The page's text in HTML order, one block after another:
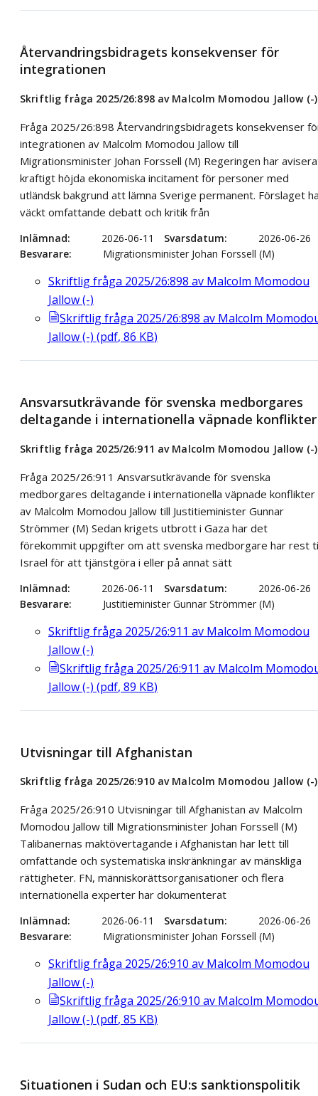
Återvandringsbidragets konsekvenser för
integrationen
Skriftlig fråga 2025/26:898 av Malcolm Momodou Jallow (-)
Fråga 2025/26:898 Återvandringsbidragets konsekvenser
integrationen av Malcolm Momodou Jallow till
Migrationsminister Johan Forssell (M) Regeringen har
kraftigt höjda ekonomiska incitament för personer med
utländsk bakgrund att lämna Sverige permanent. Förslaget
väckt omfattande debatt och kritik från
Inlämnad 2026-06-11 Svarsdatum
2026-06-26
Besvarare
Migrationsminister Johan Forssell (M)
Skriftlig fråga 2025/26:898 av Malcolm Momodou
Jallow (-)
Skriftlig fråga 2025/26:898 av Malcolm
Jallow (-) (pdf, 86 KB)
Ansvarsutkrävande för svenska medborgares
deltagande i internationella väpnade konflikter
Skriftlig fråga 2025/26:911 av Malcolm Momodou Jallow (-)
Fråga 2025/26:911 Ansvarsutkrävande för svenska
medborgares deltagande i internationella väpnade konflikter
av Malcolm Momodou Jallow till Justitieminister Gunnar
Strömmer (M) Sedan krigets utbrott i Gaza har det
förekommit uppgifter om att svenska medborgare har rest
Israel för att tjänstgöra i eller på annat sätt
Inlämnad 2026-06-11 Svarsdatum
2026-06-26
Besvarare
Justitieminister Gunnar Strömmer (M)
Skriftlig fråga 2025/26:911 av Malcolm Momodou
Jallow (-)
Skriftlig fråga 2025/26:911 av Malcolm
Jallow (-) (pdf, 89 KB)
Utvisningar till Afghanistan
Skriftlig fråga 2025/26:910 av Malcolm Momodou Jallow (-)
Fråga 2025/26:910 Utvisningar till Afghanistan av Malcolm
Momodou Jallow till Migrationsminister Johan Forssell (M)
Talibanernas maktövertagande i Afghanistan har lett till
omfattande och systematiska inskränkningar av mänskliga
rättigheter. FN, människorättsorganisationer och flera
internationella experter har dokumenterat
Inlämnad 2026-06-11 Svarsdatum
2026-06-26
Besvarare
Migrationsminister Johan Forssell (M)
Skriftlig fråga 2025/26:910 av Malcolm Momodou
Jallow (-)
Skriftlig fråga 2025/26:910 av Malcolm
Jallow (-) (pdf, 85 KB)
Situationen i Sudan och EU:s sanktionspolitik